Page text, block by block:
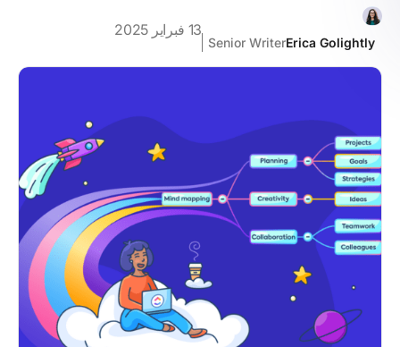
Erica Golightly
Senior Writer
13 فبراير 2025